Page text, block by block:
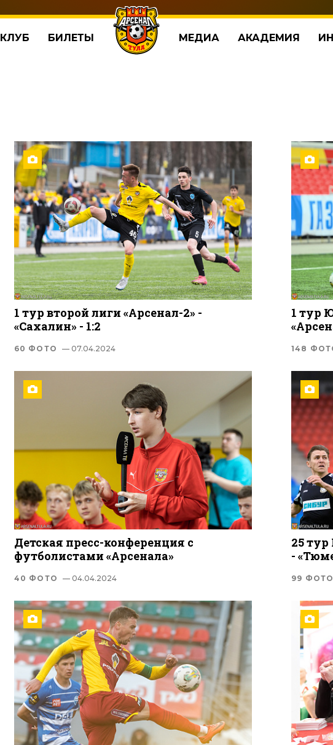
КЛУБ БИЛЕТЫ МЕДИА АКАДЕМИЯ
1 тур второй лиги «Арсенал-2» -
«Сахалин» - 1:2
60 ФОТО — 07.04.2024
1 тур
148
Детская пресс-конференция с
футболистами «Арсенала»
40 ФОТО — 04.04.2024
25
-
99 ФОТО